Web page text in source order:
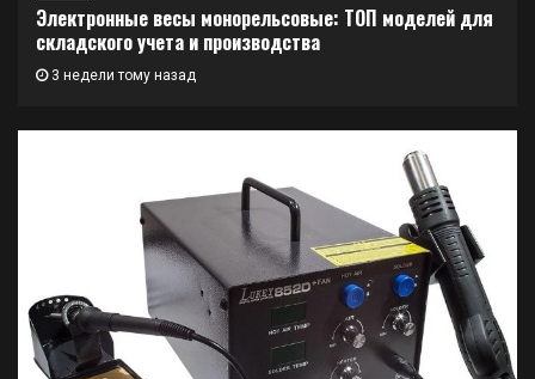
Электронные весы монорельсовые: ТОП моделей для
складского учета и производства
3 недели тому назад